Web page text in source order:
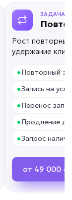
ЗАДАЧА
Рост
удержание
•Повторный
•Запись на
•Перенос
•Продление
•Запрос
от 49 000 ₽